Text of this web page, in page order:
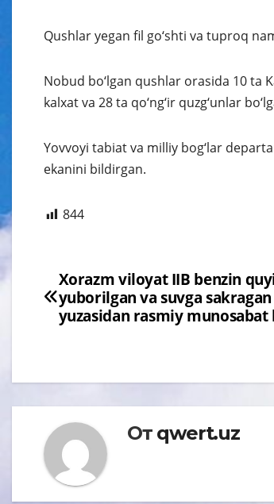
Qushlar yegan fil go‘shti va tuproq
Nobud bo‘lgan qushlar orasida 10 ta
kalxat va 28 ta qo‘ng‘ir quzg‘unlar
Yovvoyi tabiat va milliy bog‘lar
ekanini bildirgan.
844
Навигация
по
Xorazm viloyat IIB benzin
yuborilgan va suvga
yuzasidan rasmiy
От qwert.uz